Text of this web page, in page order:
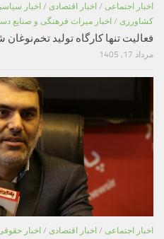
اخبار اجتماعی / اخبار اقتصادی / اخبار
کشاورزی / اخبار میراث فرهنگی و صنایع
فعالیت تنها کارگاه تولید
مرداد 17, 1405
اخبار اجتماعی / اخبار اقتصادی / اخبار